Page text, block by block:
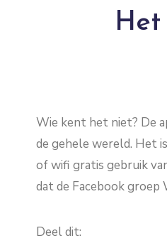
Wie kent het niet? De
de gehele wereld. Het
of wifi gratis gebruik
dat de Facebook
Deel dit: